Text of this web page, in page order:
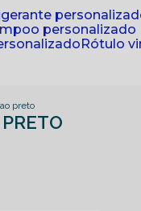
personalizado
rótulo
preto